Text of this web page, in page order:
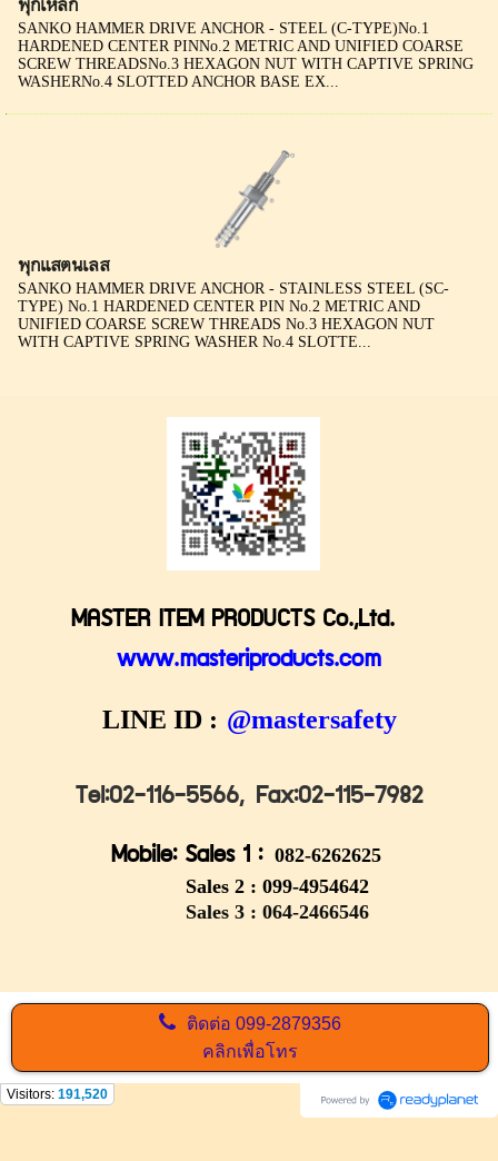
พุกเหล็ก
SANKO HAMMER DRIVE ANCHOR - STEEL (C-TYPE)No.1
HARDENED CENTER PINNo.2 METRIC AND UNIFIED COARSE
SCREW THREADSNo.3 HEXAGON NUT WITH CAPTIVE SPRING
WASHERNo.4 SLOTTED ANCHOR BASE EX...
พุกแสตนเลส
SANKO HAMMER DRIVE ANCHOR - STAINLESS STEEL (SC-
TYPE) No.1 HARDENED CENTER PIN No.2 METRIC AND
UNIFIED COARSE SCREW THREADS No.3 HEXAGON NUT
WITH CAPTIVE SPRING WASHER No.4 SLOTTE...
MASTER ITEM PRODUCTS Co.,Ltd.
www.masteriproducts.com
LINE ID : @mastersafety
Tel:02-116-5566, Fax:02-115-7982
Mobile: Sales 1 : 082-6262625
Sales 2 : 099-4954642
Sales 3 : 064-2466546
ติดต่อ 099-2879356
คลิกเพื่อโทร
Visitors: 191,520